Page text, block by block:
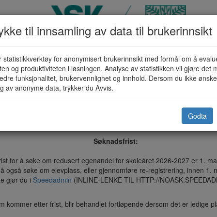
- Søknad om redusert
er avgrenset til 25 elevplasser per skoleår. I utgangspunktet
Søknadsfrist:
for å søke om redusert egenandel for skoleåret 2026-2027 er 1.
også søke om elevplass, eller gjennomføre re-registrering, innen 1.
gjør du i Speedadmin (INLINE-LENKE TIL HTTP://
kommer etter frist, blir behandlet fortløpende dersom det er ledige
til innsamling av data til brukerinnsikt
statistikkverktøy for anonymisert brukerinnsikt med formål om å
og produktiviteten i løsningen. Analyse av statistikken vil gjøre det
funksjonalitet, brukervennlighet og innhold. Dersom du ikke
av anonyme data, trykker du Avvis.
Godta